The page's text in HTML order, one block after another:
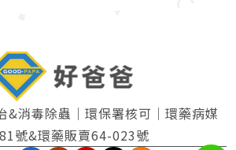
&消毒除蟲｜環保署核可｜環藥病媒
號&環藥販賣64-023號